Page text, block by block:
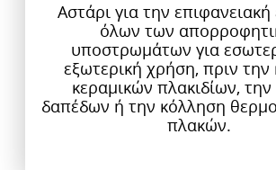
Αστάρι για την
όλων των
υποστρωμάτων για
εξωτερική χρήση, πριν
κεραμικών πλακιδίων,
δαπέδων ή την κόλληση
πλακών.